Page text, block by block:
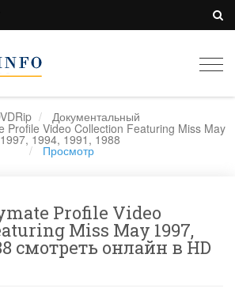
Документальный
Profile Video Collection Featuring Miss May
1997, 1994, 1991, 1988
Просмотр
Profile Video
Miss May 1997,
смотреть онлайн в HD